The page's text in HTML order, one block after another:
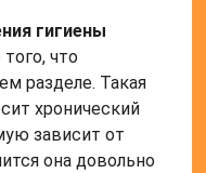
гигиены
что
разделе. Такая
хронический
зависит от
она довольно